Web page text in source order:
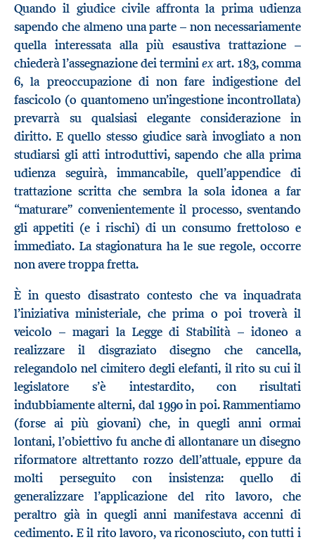
Quando il giudice civile affronta la prima udienza
sapendo che almeno una parte – non necessariamente
quella interessata alla più esaustiva trattazione –
chiederà l’assegnazione dei terminiexart. 183, comma
6, la preoccupazione di non fare indigestione del
fascicolo (o quantomeno un’ingestione incontrollata)
prevarrà su qualsiasi elegante considerazione in
diritto. E quello stesso giudice sarà invogliato a non
studiarsi gli atti introduttivi, sapendo che alla prima
udienza seguirà, immancabile, quell’appendice di
trattazione scritta che sembra la sola idonea a far
“maturare” convenientemente il processo, sventando
gli appetiti (e i rischi) di un consumo frettoloso e
immediato. La stagionatura ha le sue regole, occorre
non avere troppa fretta.
È in questo disastrato contesto che va inquadrata
l’iniziativa ministeriale, che prima o poi troverà il
veicolo – magari la Legge di Stabilità – idoneo a
realizzare il disgraziato disegno che cancella,
relegandolo nel cimitero degli elefanti, il rito su cui il
legislatore s’è intestardito, con risultati
indubbiamente alterni, dal 1990 in poi. Rammentiamo
(forse ai più giovani) che, in quegli anni ormai
lontani, l’obiettivo fu anche di allontanare un disegno
riformatore altrettanto rozzo dell’attuale, eppure da
molti perseguito con insistenza: quello di
generalizzare l’applicazione del rito lavoro, che
peraltro già in quegli anni manifestava accenni di
cedimento. E il rito lavoro, va riconosciuto, con tutti i